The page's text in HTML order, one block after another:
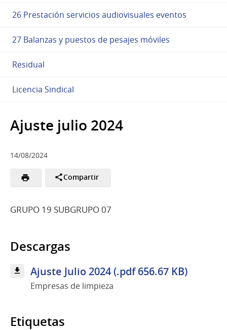
26 Prestación servicios audiovisuales eventos
27 Balanzas y puestos de pesajes móviles
Residual
Licencia Sindical
Ajuste julio 2024
14/08/2024
Compartir
GRUPO 19 SUBGRUPO 07
Descargas
Ajuste Julio 2024 (.pdf 656.67 KB)
Empresas de limpieza
Etiquetas